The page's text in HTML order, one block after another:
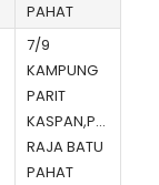
PAHAT
7/9
KAMPUNG
PARIT
KASPAN,PARIT
RAJA BATU
PAHAT